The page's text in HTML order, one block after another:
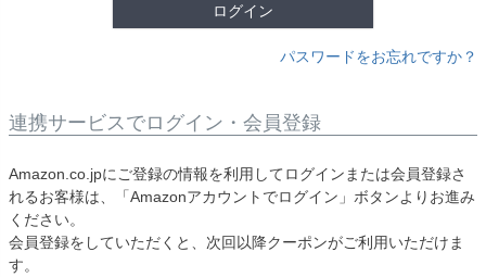
ログイン
パスワードをお忘れですか？
連携サービスでログイン・会員登録
Amazon.co.jpにご登録の情報を利用してログインまたは会員登録さ
れるお客様は、「Amazonアカウントでログイン」ボタンよりお進み
ください。
会員登録をしていただくと、次回以降クーポンがご利用いただけま
す。